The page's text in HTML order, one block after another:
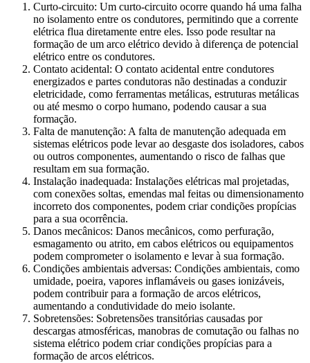
Curto-circuito: Um curto-circuito ocorre quando há uma falha
no isolamento entre os condutores, permitindo que a corrente
elétrica flua diretamente entre eles. Isso pode resultar na
formação de um arco elétrico devido à diferença de potencial
elétrico entre os condutores.
Contato acidental: O contato acidental entre condutores
energizados e partes condutoras não destinadas a conduzir
eletricidade, como ferramentas metálicas, estruturas metálicas
ou até mesmo o corpo humano, podendo causar a sua
formação.
Falta de manutenção: A falta de manutenção adequada em
sistemas elétricos pode levar ao desgaste dos isoladores, cabos
ou outros componentes, aumentando o risco de falhas que
resultam em sua formação.
Instalação inadequada: Instalações elétricas mal projetadas,
com conexões soltas, emendas mal feitas ou dimensionamento
incorreto dos componentes, podem criar condições propícias
para a sua ocorrência.
Danos mecânicos: Danos mecânicos, como perfuração,
esmagamento ou atrito, em cabos elétricos ou equipamentos
podem comprometer o isolamento e levar à sua formação.
Condições ambientais adversas: Condições ambientais, como
umidade, poeira, vapores inflamáveis ou gases ionizáveis,
podem contribuir para a formação de arcos elétricos,
aumentando a condutividade do meio isolante.
Sobretensões: Sobretensões transitórias causadas por
descargas atmosféricas, manobras de comutação ou falhas no
sistema elétrico podem criar condições propícias para a
formação de arcos elétricos.